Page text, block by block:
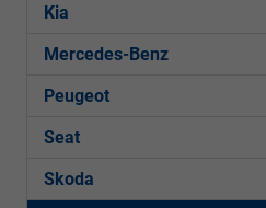
Kia
Mercedes-Benz
Peugeot
Seat
Skoda